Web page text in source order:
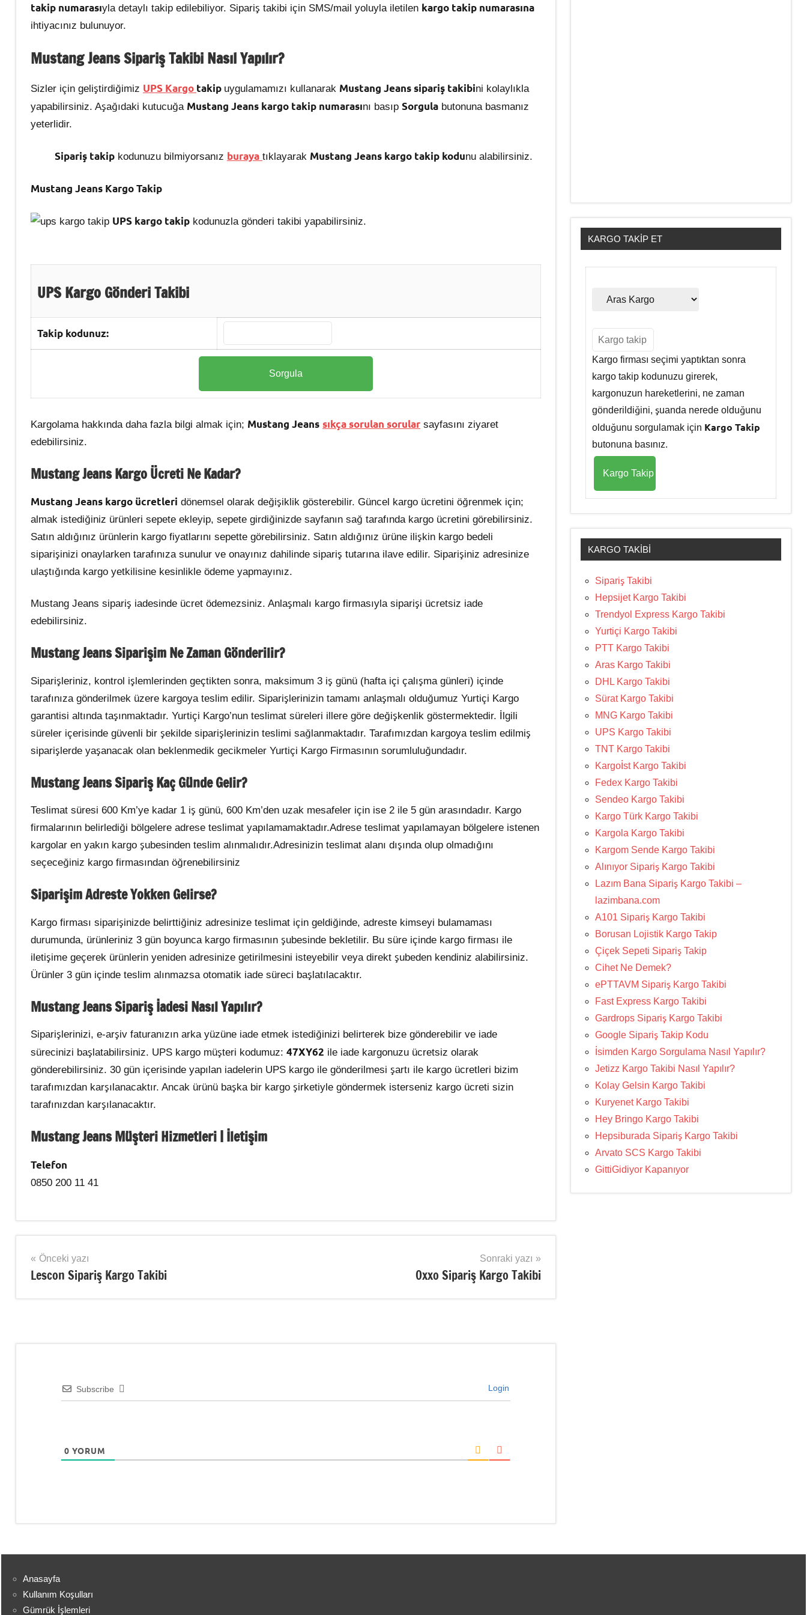
takip numarasıyla detaylı takip edilebiliyor. Sipariş takibi için SMS/mail yoluyla iletilen kargo takip numarasına
ihtiyacınız bulunuyor.
Mustang Jeans Sipariş Takibi Nasıl Yapılır?
Sizler için geliştirdiğimiz UPS Kargo takip uygulamamızı kullanarak Mustang Jeanssipariş takibini kolaylıkla
yapabilirsiniz. Aşağıdaki kutucuğa Mustang Jeans kargo takip numarasını basıp Sorgula butonuna basmanız
yeterlidir.
Sipariş takip kodunuzu bilmiyorsanız buraya tıklayarak Mustang Jeans kargo takip kodunu alabilirsiniz.
Mustang Jeans Kargo Takip
UPS kargo takip kodunuzla gönderi takibi yapabilirsiniz.
UPS Kargo Gönderi Takibi
Takip kodunuz:
Kargolama hakkında daha fazla bilgi almak için; Mustang Jeans sıkça sorulan sorular sayfasını ziyaret
edebilirsiniz.
Mustang Jeans KargoÜcreti Ne Kadar?
Mustang Jeans kargo ücretleri dönemsel olarak değişiklik gösterebilir. Güncel kargo ücretini öğrenmek için;
almak istediğiniz ürünleri sepete ekleyip, sepete girdiğinizde sayfanın sağ tarafında kargo ücretini görebilirsiniz.
Satın aldığınız ürünlerin kargo fiyatlarını sepette görebilirsiniz. Satın aldığınız ürüne ilişkin kargo bedeli
siparişinizi onaylarken tarafınıza sunulur ve onayınız dahilinde sipariş tutarına ilave edilir. Siparişiniz adresinize
ulaştığında kargo yetkilisine kesinlikle ödeme yapmayınız.
Mustang Jeans sipariş iadesinde ücret ödemezsiniz. Anlaşmalı kargo firmasıyla siparişi ücretsiz iade
edebilirsiniz.
Mustang Jeans Siparişim Ne Zaman Gönderilir?
Siparişleriniz, kontrol işlemlerinden geçtikten sonra, maksimum 3 iş günü (hafta içi çalışma günleri) içinde
tarafınıza gönderilmek üzere kargoya teslim edilir. Siparişlerinizin tamamı anlaşmalı olduğumuz Yurtiçi Kargo
garantisi altında taşınmaktadır. Yurtiçi Kargo’nun teslimat süreleri illere göre değişkenlik göstermektedir. İlgili
süreler içerisinde güvenli bir şekilde siparişlerinizin teslimi sağlanmaktadır. Tarafımızdan kargoya teslim edilmiş
siparişlerde yaşanacak olan beklenmedik gecikmeler Yurtiçi Kargo Firmasının sorumluluğundadır.
Mustang Jeans Sipariş Kaç Günde Gelir?
Teslimat süresi 600 Km’ye kadar 1 iş günü, 600 Km’den uzak mesafeler için ise 2 ile 5 gün arasındadır. Kargo
firmalarının belirlediği bölgelere adrese teslimat yapılamamaktadır.Adrese teslimat yapılamayan bölgelere istenen
kargolar en yakın kargo şubesinden teslim alınmalıdır.Adresinizin teslimat alanı dışında olup olmadığını
seçeceğiniz kargo firmasından öğrenebilirsiniz
Siparişim Adreste Yokken Gelirse?
Kargo firması siparişinizde belirttiğiniz adresinize teslimat için geldiğinde, adreste kimseyi bulamaması
durumunda, ürünleriniz 3 gün boyunca kargo firmasının şubesinde bekletilir. Bu süre içinde kargo firması ile
iletişime geçerek ürünlerin yeniden adresinize getirilmesini isteyebilir veya direkt şubeden kendiniz alabilirsiniz.
Ürünler 3 gün içinde teslim alınmazsa otomatik iade süreci başlatılacaktır.
Mustang Jeans Sipariş İadesi Nasıl Yapılır?
Siparişlerinizi, e-arşiv faturanızın arka yüzüne iade etmek istediğinizi belirterek bize gönderebilir ve iade
sürecinizi başlatabilirsiniz. UPS kargo müşteri kodumuz: 47XY62 ile iade kargonuzu ücretsiz olarak
gönderebilirsiniz. 30 gün içerisinde yapılan iadelerin UPS kargo ile gönderilmesi şartı ile kargo ücretleri bizim
tarafımızdan karşılanacaktır. Ancak ürünü başka bir kargo şirketiyle göndermek isterseniz kargo ücreti sizin
tarafınızdan karşılanacaktır.
Mustang Jeans Müşteri Hizmetleri | İletişim
Telefon
0850 200 11 41
Mustang
Jeans,
Yazı
gezinmesi
Önceki yazı
Lescon Sipariş Kargo Takibi
Sonraki yazı
Oxxo Sipariş Kargo Takibi
Subscribe Login
0 YORUM
KARGO TAKIP ET
Kargo firması seçimi yaptıktan sonra
kargo takip kodunuzu girerek,
kargonuzun hareketlerini, ne zaman
gönderildiğini, şuanda nerede olduğunu
olduğunu sorgulamak için Kargo Takip
butonuna basınız.
KARGO TAKIBI
Sipariş Takibi
Hepsijet Kargo Takibi
Trendyol Express Kargo Takibi
Yurtiçi Kargo Takibi
PTT Kargo Takibi
Aras Kargo Takibi
DHL Kargo Takibi
Sürat Kargo Takibi
MNG Kargo Takibi
UPS Kargo Takibi
TNT Kargo Takibi
Kargoİst Kargo Takibi
Fedex Kargo Takibi
Sendeo Kargo Takibi
Kargo Türk Kargo Takibi
Kargola Kargo Takibi
Kargom Sende Kargo Takibi
Alınıyor Sipariş Kargo Takibi
Lazım Bana Sipariş Kargo Takibi –
lazimbana.com
A101 Sipariş Kargo Takibi
Borusan Lojistik Kargo Takip
Çiçek Sepeti Sipariş Takip
Cihet Ne Demek?
ePTTAVM Sipariş Kargo Takibi
Fast Express Kargo Takibi
Gardrops Sipariş Kargo Takibi
Google Sipariş Takip Kodu
İsimden Kargo Sorgulama Nasıl Yapılır?
Jetizz Kargo Takibi Nasıl Yapılır?
Kolay Gelsin Kargo Takibi
Kuryenet Kargo Takibi
Hey Bringo Kargo Takibi
Hepsiburada Sipariş Kargo Takibi
Arvato SCS Kargo Takibi
GittiGidiyor Kapanıyor
Anasayfa
Kullanım Koşulları
Gümrük İşlemleri